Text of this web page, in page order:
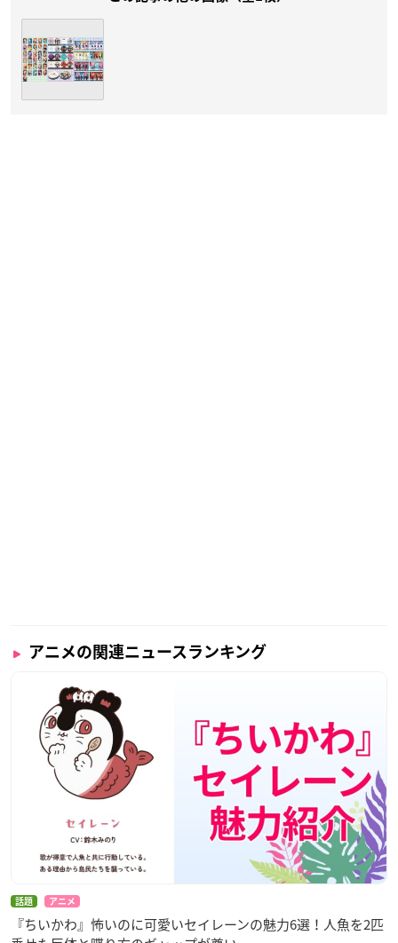
アニメの関連ニュースランキング
話題 アニメ
『ちいかわ』怖いのに可愛いセイレーンの魅力6選！人魚を2匹